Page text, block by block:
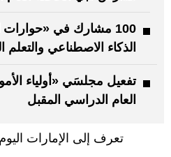
100 مشارك في
الذكاء الاصطناعي
تفعيل مجلسَي «أولياء
العام الدراسي المقبل
تعرف إلى الإمارات اليوم